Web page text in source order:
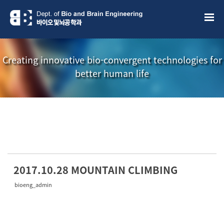
Creating innovative bio-convergent technologies for
better human life
소식지
2017.10.28 MOUNTAIN CLIMBING
bioeng_admin